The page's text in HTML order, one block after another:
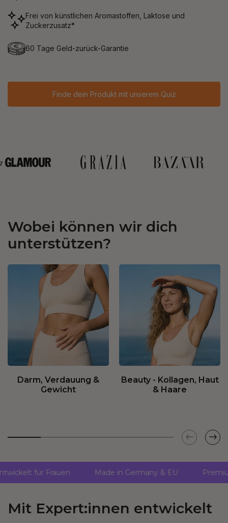
Frei von künstlichen Aromastoffen, Laktose und
Zuckerzusatz*
60 Tage Geld-zurück-Garantie
Finde dein Produkt mit unserem Quiz
Wobei können wir dich
unterstützen?
Darm, Verdauung &
Gewicht
Beauty - Kollagen, Haut
& Haare
Entwickelt für Frauen Made in Germany & EU
Mit Expert:innen entwickelt